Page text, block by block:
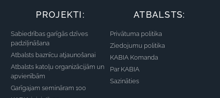
PROJEKTI:
Sabiedrības garīgās dzīves
padziļināšana
Atbalsts baznīcu atjaunošanai
Atbalsts katoļu organizācijām un
apvienībām
Garīgajam semināram 100
ATBALSTS:
Privātuma politika
Ziedojumu politika
KABIA Komanda
Par KABIA
Sazināties